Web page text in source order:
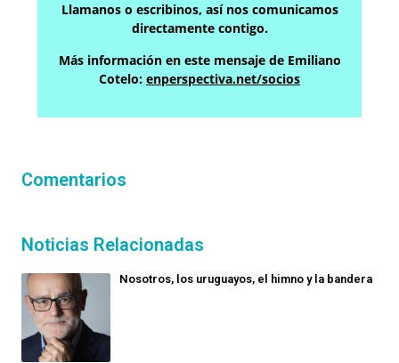
Llamanos o escribinos, así nos comunicamos
directamente contigo.
Más información en este mensaje de Emiliano
Cotelo: enperspectiva.net/socios
Comentarios
Noticias Relacionadas
Nosotros, los uruguayos, el himno y la bandera